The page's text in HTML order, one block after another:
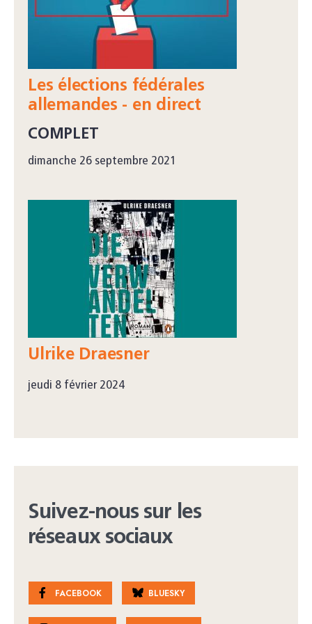
Les élections fédérales
allemandes - en direct
COMPLET
dimanche 26 septembre 2021
Ulrike Draesner
jeudi 8 février 2024
Suivez-nous sur les
réseaux sociaux
FACEBOOK BLUESKY